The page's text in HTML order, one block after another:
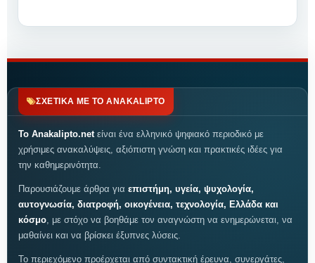
ΣΧΕΤΙΚΑ ΜΕ ΤΟ ANAKALIPTO
Το Anakalipto.netείναι ένα ελληνικό ψηφιακό περιοδικό με
χρήσιμες ανακαλύψεις, αξιόπιστη γνώση και πρακτικές ιδέες για
την καθημερινότητα.
Παρουσιάζουμε άρθρα για επιστήμη, υγεία, ψυχολογία,
αυτογνωσία, διατροφή, οικογένεια, τεχνολογία, Ελλάδα και
κόσμο, με στόχο να βοηθάμε τον αναγνώστη να ενημερώνεται, να
μαθαίνει και να βρίσκει έξυπνες λύσεις.
Το περιεχόμενο προέρχεται από συντακτική έρευνα, συνεργάτες,